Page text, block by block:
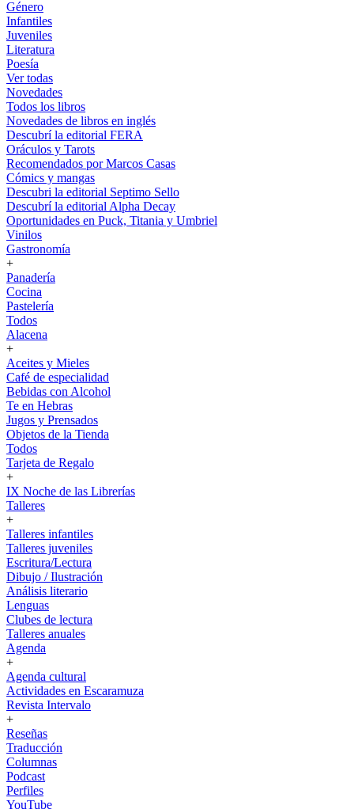
Género
Infantiles
Juveniles
Literatura
Poesía
Ver todas
Novedades
Todos los libros
Novedades de libros en inglés
Descubrí la editorial FERA
Oráculos y Tarots
Recomendados por Marcos Casas
Cómics y mangas
Descubri la editorial Septimo Sello
Descubrí la editorial Alpha Decay
Oportunidades en Puck, Titania y Umbriel
Vinilos
Gastronomía
+
Panadería
Cocina
Pastelería
Todos
Alacena
+
Aceites y Mieles
Café de especialidad
Bebidas con Alcohol
Te en Hebras
Jugos y Prensados
Objetos de la Tienda
Todos
Tarjeta de Regalo
+
IX Noche de las Librerías
Talleres
+
Talleres infantiles
Talleres juveniles
Escritura/Lectura
Dibujo / Ilustración
Análisis literario
Lenguas
Clubes de lectura
Talleres anuales
Agenda
+
Agenda cultural
Actividades en Escaramuza
Revista Intervalo
+
Reseñas
Traducción
Columnas
Podcast
Perfiles
YouTube